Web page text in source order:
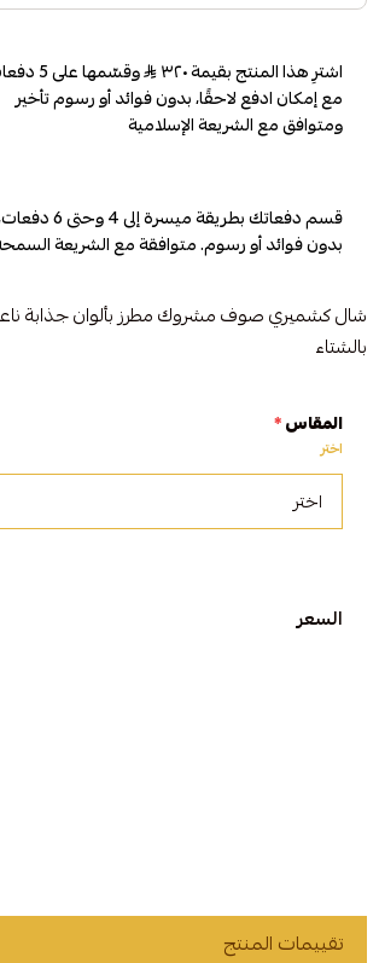
اشترِ هذا المنتج بقيمة ٣٢٠
وقسّمها على
مع إمكان ادفع لاحقًا، بدون فوائد أو رسوم تأخير
ومتوافق مع الشريعة الإسلامية
قسم دفعاتك بطريقة ميسرة إلى 4 وحتى 6
بدون فوائد أو رسوم. متوافقة مع الشريعة
شال كشميري صوف مشروك مطرز بألوان جذابة
بالشتاء
المقاس*
اختر
السعر
تقييمات المنتج